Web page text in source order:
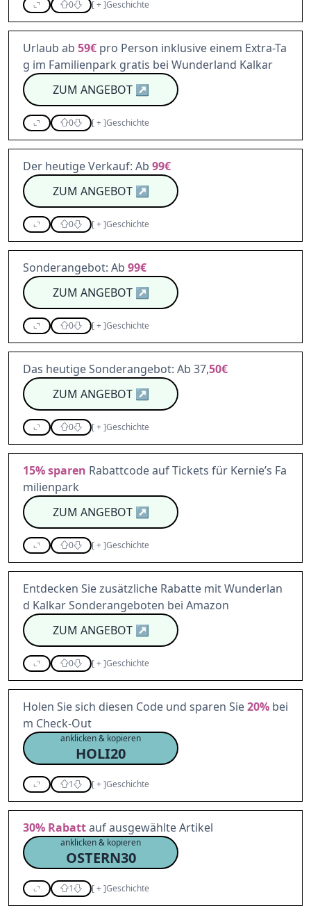
0 [+]Geschichte
Urlaub ab 59€ pro Person inklusive einem Extra-Ta
g im Familienpark gratis bei Wunderland Kalkar
ZUM ANGEBOT↗
0 [+]Geschichte
Der heutige Verkauf: Ab 99€
ZUM ANGEBOT↗
0 [+]Geschichte
Sonderangebot: Ab 99€
ZUM ANGEBOT↗
0 [+]Geschichte
Das heutige Sonderangebot: Ab 37,50€
ZUM ANGEBOT↗
0 [+]Geschichte
15%sparen Rabattcode auf Tickets für Kernie’s Fa
milienpark
ZUM ANGEBOT↗
0 [+]Geschichte
Entdecken Sie zusätzliche Rabatte mit Wunderlan
d Kalkar Sonderangeboten bei Amazon
ZUM ANGEBOT↗
0 [+]Geschichte
Holen Sie sich diesen Code und sparen Sie20% bei
m Check-Out
anklicken & kopieren
HOLI20
1 [+]Geschichte
30% Rabattauf ausgewählte Artikel
anklicken & kopieren
OSTERN30
1 [+]Geschichte